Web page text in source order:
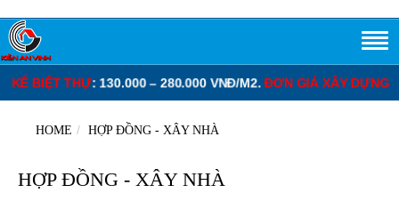
BIỆT THỰ: 130.000 – 280.000 VNĐ/M2.ĐƠN GIÁ XÂY DỰNG
HOME HỢP ĐỒNG - XÂY NHÀ
HỢP ĐỒNG - XÂY NHÀ